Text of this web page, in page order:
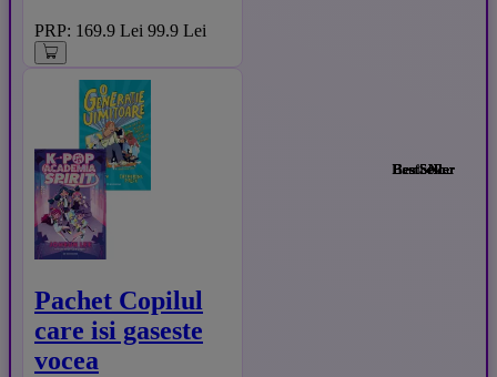
BestSeller
BestSeller
BestSeller
BestSeller
BestSeller
BestSeller
BestSeller
BestSeller
Hardcover
BestSeller
BestSeller
Nou
Nou
Nou
Nou
PRP: 169.9 Lei 99.9 Lei
Nou
Pachet Copilul
care isi gaseste
vocea